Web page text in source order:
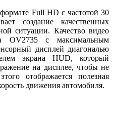
Full HD с частотой 30
создание качественных
ситуации. Качество видео
OV2735 с максимальным
дисплей диагональю
экрана HUD, который
на дисплее, чтобы не
отображается полезная
движения автомобиля.